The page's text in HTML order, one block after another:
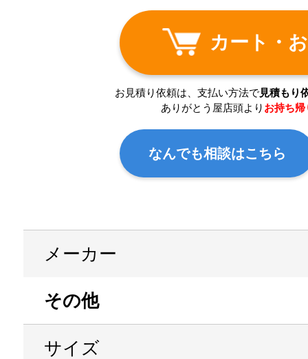
カート・
お見積り依頼は、支払い方法で見積もり
ありがとう屋店頭より お持ち帰
なんでも相談はこちら
メーカー
その他
サイズ